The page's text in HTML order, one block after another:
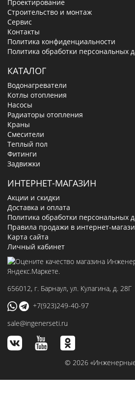
Проектирование
Строительство и монтаж
Сервис
Контакты
Политика конфиденциальности
Политика обработки персональных
КАТАЛОГ
Водонагреватели
Котлы отопления
Насосы
Радиаторы отопления
Краны
Смесители
Теплый пол
Фитинги
Задвижки
ИНТЕРНЕТ-МАГАЗИН
Акции и скидки
Доставка и оплата
Политика обработки персональных
Правила продажи в интернет-
Карта сайта
Личный кабинет
656012, г. Барнаул, ул. Кулагина, д. 28Г
+7(923)249-40-97
sale@ingenerseti.ru
© 2026